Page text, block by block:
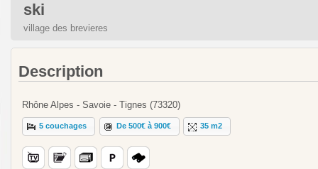
ski
village des brevieres
Description
Rhône Alpes - Savoie - Tignes (73320)
5 couchages De 500€ à 900€ 35 m2